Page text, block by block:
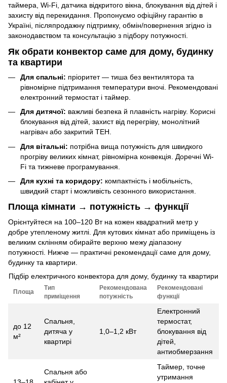
таймера, Wi-Fi, датчика відкритого вікна, блокування від дітей і
захисту від перекидання. Пропонуємо офіційну гарантію в
Україні, післяпродажну підтримку, обмін/повернення згідно із
законодавством та консультацію з підбору потужності.
Як обрати конвектор саме для дому, будинку
та квартири
Для спальні: пріоритет — тиша без вентилятора та
рівномірне підтримання температури вночі. Рекомендовані
електронний термостат і таймер.
Для дитячої: важливі безпека й плавність нагріву. Корисні
блокування від дітей, захист від перегріву, монолітний
нагрівач або закритий ТЕН.
Для вітальні: потрібна вища потужність для швидкого
прогріву великих кімнат, рівномірна конвекція. Доречні Wi-
Fi та тижневе програмування.
Для кухні та коридору: компактність і мобільність,
швидкий старт і можливість сезонного використання.
Площа кімнати → потужність → функції
Орієнтуйтеся на 100–120 Вт на кожен квадратний метр у
добре утепленому житлі. Для кутових кімнат або приміщень із
великим склінням обирайте верхню межу діапазону
потужності. Нижче — практичні рекомендації саме для дому,
будинку та квартири.
Підбір електричного конвектора для дому, будинку та квартири
Площа
Тип
приміщення
Рекомендована
потужність
Рекомендовані
функції
до 12
м²
Спальня,
дитяча у
квартирі
1,0–1,2 кВт
Електронний
термостат,
блокування від
дітей,
антиобмерзання
Спальня або
Таймер, точне
утримання